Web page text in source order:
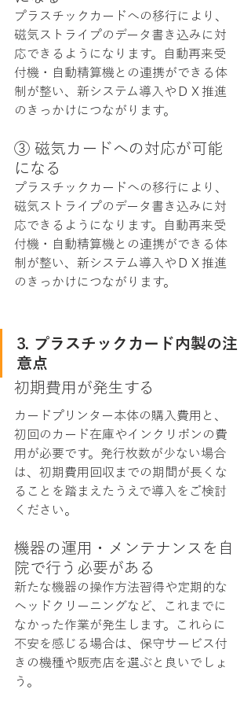
プラスチックカードへの移行により、
磁気ストライプのデータ書き込みに対
応できるようになります。自動再来受
付機・自動精算機との連携ができる体
制が整い、新システム導入やＤＸ推進
のきっかけにつながります。
③ 磁気カードへの対応が可能
になる
プラスチックカードへの移行により、
磁気ストライプのデータ書き込みに対
応できるようになります。自動再来受
付機・自動精算機との連携ができる体
制が整い、新システム導入やＤＸ推進
のきっかけにつながります。
3. プラスチックカード内製の注
意点
初期費用が発生する
カードプリンター本体の購入費用と、
初回のカード在庫やインクリボンの費
用が必要です。発行枚数が少ない場合
は、初期費用回収までの期間が長くな
ることを踏まえたうえで導入をご検討
ください。
機器の運用・メンテナンスを自
院で行う必要がある
新たな機器の操作方法習得や定期的な
ヘッドクリーニングなど、これまでに
なかった作業が発生します。これらに
不安を感じる場合は、保守サービス付
きの機種や販売店を選ぶと良いでしょ
う。